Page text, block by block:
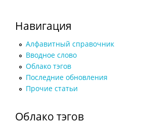
Навигация
Алфавитный справочник
Вводное слово
Облако тэгов
Последние обновления
Прочие статьи
Облако тэгов